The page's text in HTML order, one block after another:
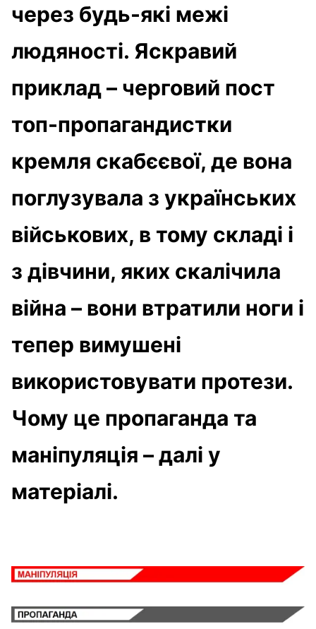
через будь-які межі
людяності. Яскравий
приклад – черговий пост
топ-пропагандистки
кремля скабєєвої, де вона
поглузувала з українських
військових, в тому складі і
з дівчини, яких скалічила
війна – вони втратили ноги і
тепер вимушені
використовувати протези.
Чому це пропаганда та
маніпуляція – далі у
матеріалі.